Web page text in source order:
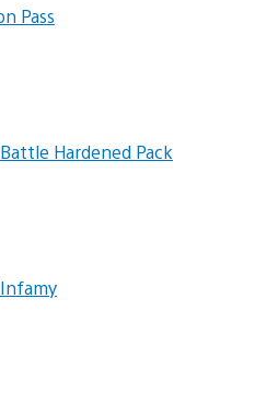
Pass
Hardened Pack
Infamy